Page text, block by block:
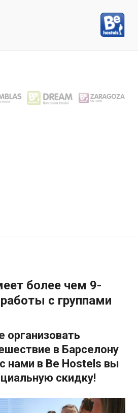
более чем 9-
с группами
организовать
в Барселону
нами в Be Hostels вы
скидку!